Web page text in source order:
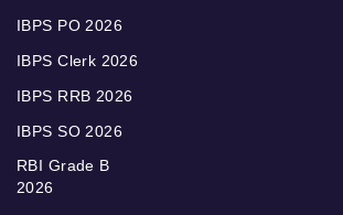
IBPS PO 2026
IBPS Clerk 2026
IBPS RRB 2026
IBPS SO 2026
RBI Grade B
2026